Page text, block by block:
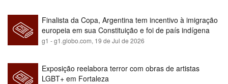
Finalista da Copa, Argentina tem incentivo à imigração
europeia em sua Constituição e foi de país indígena
para maioria branca
g1 - g1.globo.com, 19 de Jul de 2026
Exposição reelabora terror com obras de artistas
LGBT+ em Fortaleza